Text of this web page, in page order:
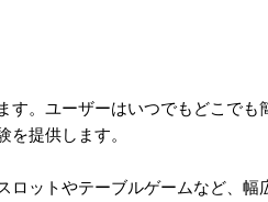
。ユーザーはいつでもどこで
提供します。
ットやテーブルゲームなど、